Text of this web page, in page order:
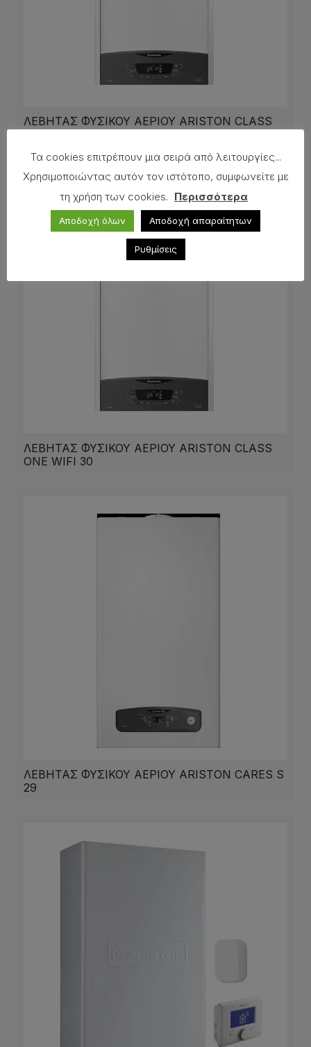
ΛΕΒΗΤΑΣ ΦΥΣΙΚΟΥ ΑΕΡΙΟΥ ARISTON CLASS
ΛΕΒΗΤΑΣ ΦΥΣΙΚΟΥ ΑΕΡΙΟΥ ARISTON CLASS
ONE WIFI 30
ΛΕΒΗΤΑΣ ΦΥΣΙΚΟΥ ΑΕΡΙΟΥ ARISTON CARES S
29
Τα cookies επιτρέπουν μια σειρά από λειτουργίες...
Χρησιμοποιώντας αυτόν τον ιστότοπο, συμφωνείτε με
τη χρήση των cookies. Περισσότερα
Αποδοχή όλων Αποδοχή απαραίτητων
Ρυθμίσεις